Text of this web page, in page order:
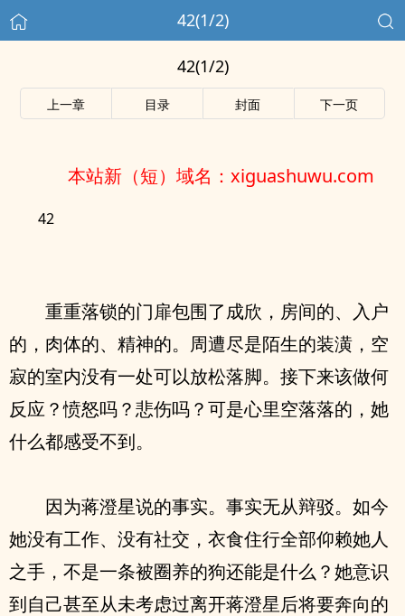
42(1/2)
42(1/2)
上一章 目录 封面 下一页
本站新（短）域名：xiguashuwu.com
42
重重落锁的门扉包围了成欣，房间的、入户
的，肉体的、精神的。周遭尽是陌生的装潢，空
寂的室内没有一处可以放松落脚。接下来该做何
反应？愤怒吗？悲伤吗？可是心里空落落的，她
什么都感受不到。
因为蒋澄星说的事实。事实无从辩驳。如今
她没有工作、没有社交，衣食住行全部仰赖她人
之手，不是一条被圈养的狗还能是什么？她意识
到自己甚至从未考虑过离开蒋澄星后将要奔向的